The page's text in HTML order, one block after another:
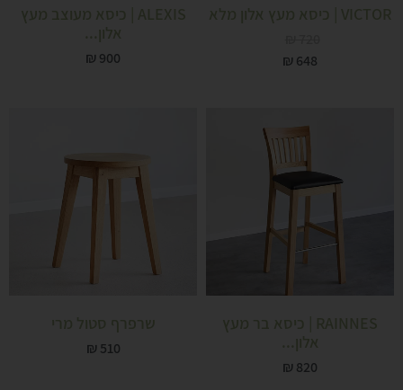
VICTOR | כיסא מעץ אלון מלא
₪ 648
ALEXIS | כיסא מעוצב מעץ
אלון...
₪ 900
RAINNES | כיסא בר מעץ
אלון...
₪ 820
שרפרף סטול מרי
₪ 510